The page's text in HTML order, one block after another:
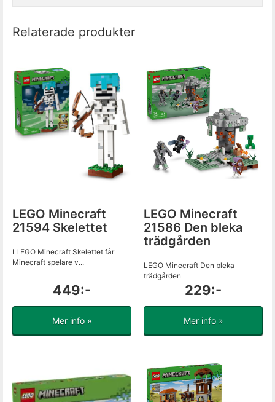
Relaterade produkter
LEGO Minecraft
21594 Skelettet
I LEGO Minecraft Skelettet får
Minecraft spelare v...
449:-
Mer info »
LEGO Minecraft
21586 Den bleka
trädgården
LEGO Minecraft Den bleka
trädgården
229:-
Mer info »